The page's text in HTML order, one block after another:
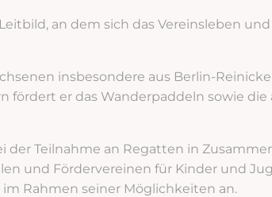
an dem sich das Vereinsleben
insbesondere aus Berlin-
fördert er das Wanderpaddeln sowie
Teilnahme an Regatten in
und Fördervereinen für Kinder und
Rahmen seiner Möglichkeiten an.